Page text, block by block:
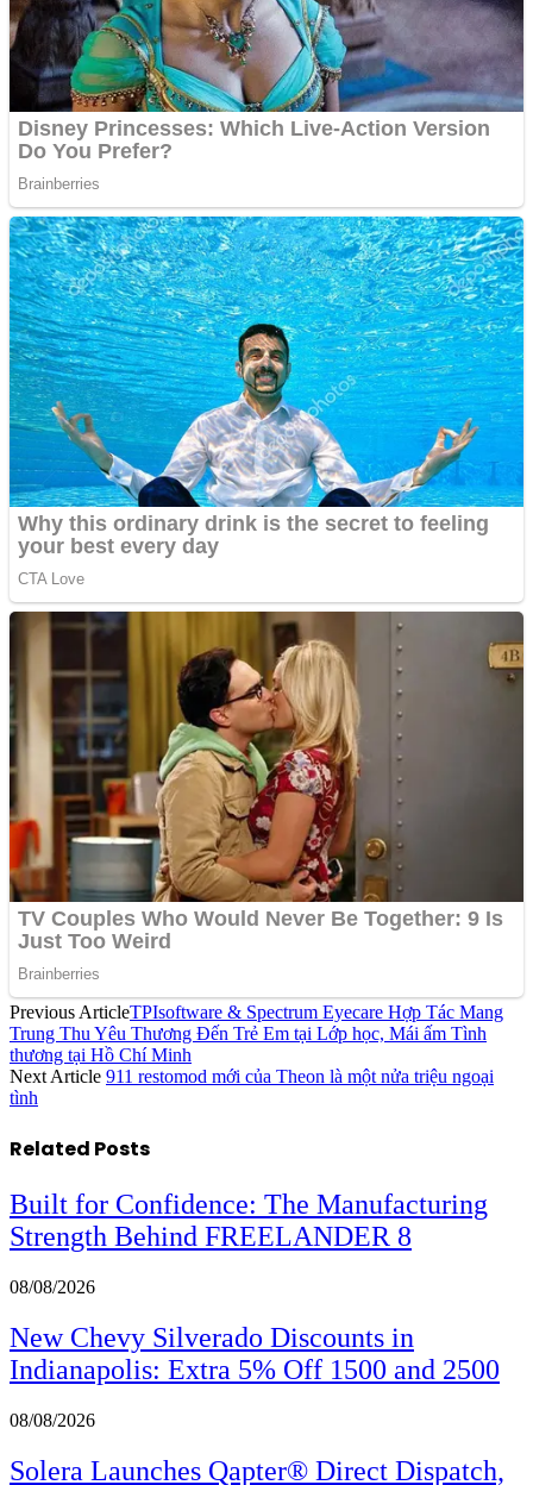
Previous ArticleTPIsoftware & Spectrum Eyecare Hợp Tác Mang
Trung Thu Yêu Thương Đến Trẻ Em tại Lớp học, Mái ấm Tình
thương tại Hồ Chí Minh
Next Article 911 restomod mới của Theon là một nửa triệu ngoại
tình
Related Posts
Built for Confidence: The Manufacturing
Strength Behind FREELANDER 8
08/08/2026
New Chevy Silverado Discounts in
Indianapolis: Extra 5% Off 1500 and 2500
08/08/2026
Solera Launches Qapter® Direct Dispatch,